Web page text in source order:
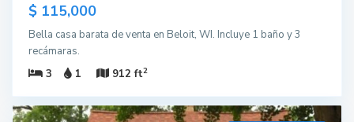
$ 115,000
Bella casa barata de venta en Beloit, WI. Incluye 1 baño y 3
recámaras.
3
1 912 ft2